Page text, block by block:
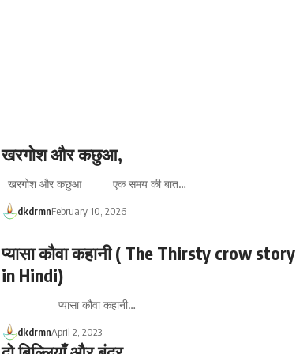
खरगोश और कछुआ,
खरगोश और कछुआ एक समय की बात…
dkdrmnFebruary 10, 2026
प्यासा कौवा कहानी ( The Thirsty crow story
in Hindi)
प्यासा कौवा कहानी…
dkdrmnApril 2, 2023